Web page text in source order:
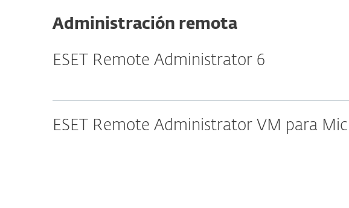
Administración remota
ESET Remote Administrator 6
ESET Remote Administrator VM para